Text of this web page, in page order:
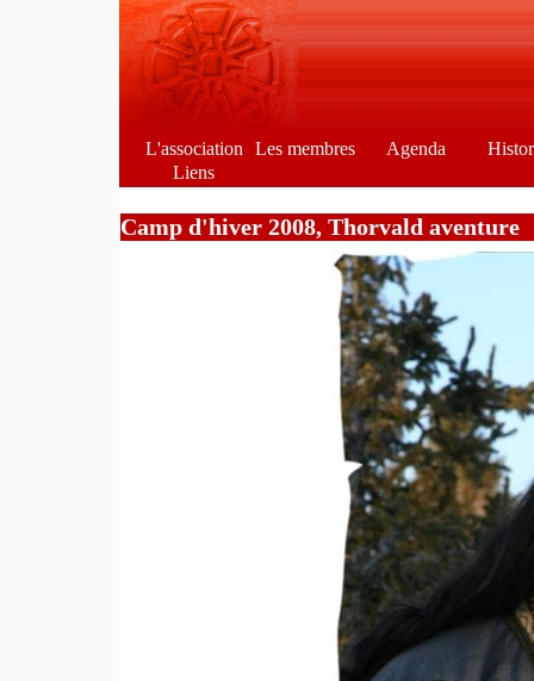
L'association Les membres Agenda
Liens
Camp d'hiver 2008, Thorvald aventure